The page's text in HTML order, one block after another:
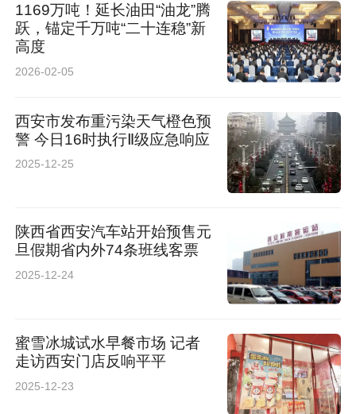
1169万吨！延长油田“油龙”腾
跃，锚定千万吨“二十连稳”新
高度
2026-02-05
西安市发布重污染天气橙色预
警 今日16时执行Ⅱ级应急响应
2025-12-25
陕西省西安汽车站开始预售元
旦假期省内外74条班线客票
2025-12-24
蜜雪冰城试水早餐市场 记者
走访西安门店反响平平
2025-12-23